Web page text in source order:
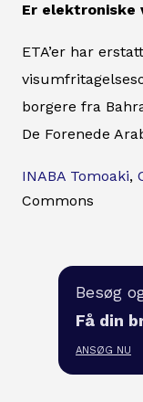
Er elektroniske
ETA’er har
borgere fra
De Forenede
INABA Tomoaki,
Commons
Besøg
Få din
ANSØG NU